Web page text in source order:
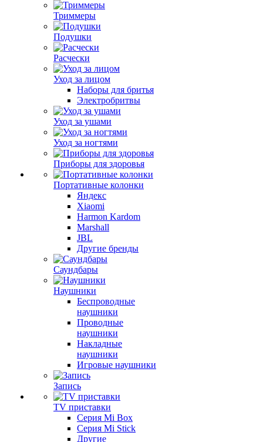
Триммеры
Подушки
Расчески
Уход за лицом
Наборы для бритья
Электробритвы
Уход за ушами
Уход за ногтями
Приборы для здоровья
Портативные колонки
Яндекс
Xiaomi
Harmon Kardom
Marshall
JBL
Другие бренды
Саундбары
Наушники
Беспроводные
наушники
Проводные
наушники
Накладные
наушники
Игровые наушники
Запись
TV приставки
Серия Mi Box
Серия Mi Stick
Другие